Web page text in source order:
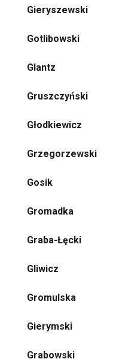
Gieryszewski
Gotlibowski
Glantz
Gruszczyński
Głodkiewicz
Grzegorzewski
Gosik
Gromadka
Graba-Łęcki
Gliwicz
Gromulska
Gierymski
Grabowski